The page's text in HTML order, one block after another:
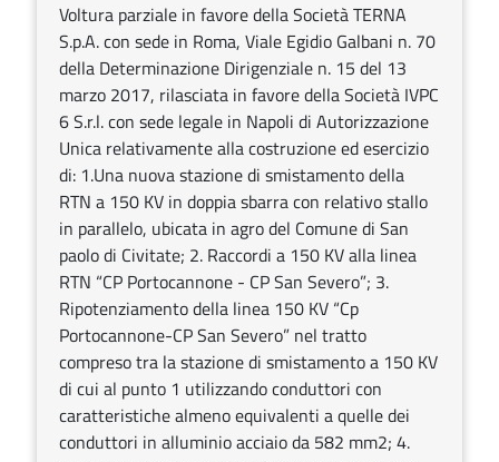
Voltura parziale in favore della Società TERNA
S.p.A. con sede in Roma, Viale Egidio Galbani n. 70
della Determinazione Dirigenziale n. 15 del 13
marzo 2017, rilasciata in favore della Società IVPC
6 S.r.l. con sede legale in Napoli di Autorizzazione
Unica relativamente alla costruzione ed esercizio
di: 1.Una nuova stazione di smistamento della
RTN a 150 KV in doppia sbarra con relativo stallo
in parallelo, ubicata in agro del Comune di San
paolo di Civitate; 2. Raccordi a 150 KV alla linea
RTN “CP Portocannone - CP San Severo”; 3.
Ripotenziamento della linea 150 KV “Cp
Portocannone-CP San Severo” nel tratto
compreso tra la stazione di smistamento a 150 KV
di cui al punto 1 utilizzando conduttori con
caratteristiche almeno equivalenti a quelle dei
conduttori in alluminio acciaio da 582 mm2; 4.